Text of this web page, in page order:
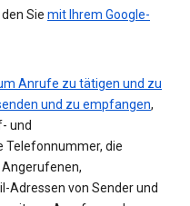
Sie mit Ihrem Google-
Anrufe zu tätigen und zu
und zu empfangen,
und
Telefonnummer, die
Adressen von Sender und